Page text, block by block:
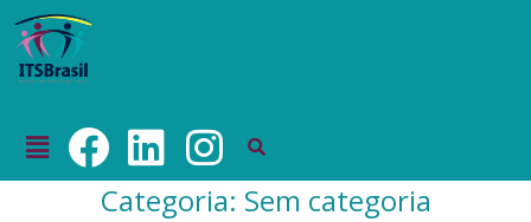
Categoria: Sem categoria